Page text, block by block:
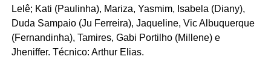
Lelê; Kati (Paulinha), Mariza, Yasmim, Isabela (Diany),
Duda Sampaio (Ju Ferreira), Jaqueline, Vic Albuquerque
(Fernandinha), Tamires, Gabi Portilho (Millene) e
Jheniffer. Técnico: Arthur Elias.